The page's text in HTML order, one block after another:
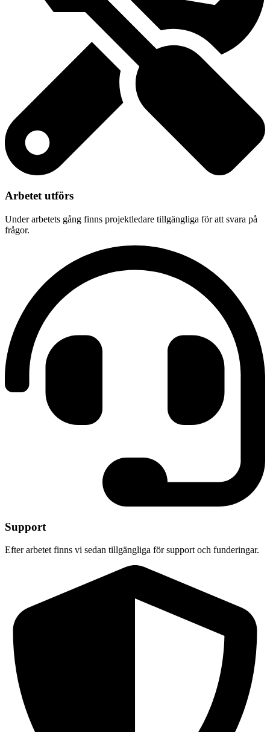
Arbetet utförs
Under arbetets gång finns projektledare tillgängliga för att svara på
frågor.
Support
Efter arbetet finns vi sedan tillgängliga för support och funderingar.